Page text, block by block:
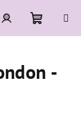
Prihlásenie
košík
-